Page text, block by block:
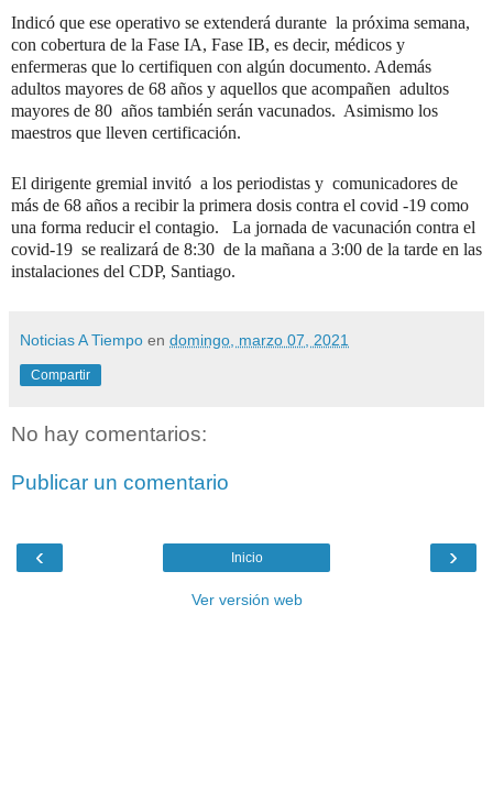
Indicó que ese operativo se extenderá durante la próxima semana,
con cobertura de la Fase IA, Fase IB, es decir, médicos y
enfermeras que lo certifiquen con algún documento. Además
adultos mayores de 68 años y aquellos que acompañen adultos
mayores de 80 años también serán vacunados. Asimismo los
maestros que lleven certificación.
El dirigente gremial invitó a los periodistas y comunicadores de
más de 68 años a recibir la primera dosis contra el covid -19 como
una forma reducir el contagio. La jornada de vacunación contra el
covid-19 se realizará de 8:30 de la mañana a 3:00 de la tarde en las
instalaciones del CDP, Santiago.
Noticias A Tiempo en domingo, marzo 07, 2021
Compartir
No hay comentarios:
Publicar un comentario
‹ ›
Inicio
Ver versión web